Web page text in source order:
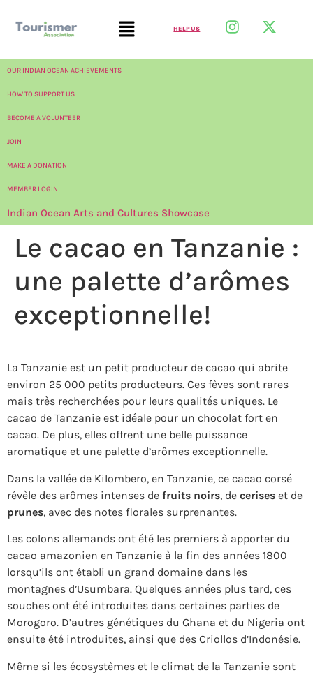
HELP US
OUR INDIAN OCEAN ACHIEVEMENTS
HOW TO SUPPORT US
BECOME A VOLUNTEER
JOIN
MAKE A DONATION
MEMBER LOGIN
Indian Ocean Arts and Cultures Showcase
Le cacao en Tanzanie :
une palette d’arômes
exceptionnelle!
La Tanzanie est un petit producteur de cacao qui abrite
environ 25 000 petits producteurs. Ces fèves sont rares
mais très recherchées pour leurs qualités uniques. Le
cacao de Tanzanie est idéale pour un chocolat fort en
cacao. De plus, elles offrent une belle puissance
aromatique et une palette d’arômes exceptionnelle.
Dans la vallée de Kilombero, en Tanzanie, ce cacao corsé
révèle des arômes intenses de fruits noirs, de cerises et de
prunes, avec des notes florales surprenantes.
Les colons allemands ont été les premiers à apporter du
cacao amazonien en Tanzanie à la fin des années 1800
lorsqu’ils ont établi un grand domaine dans les
montagnes d’Usumbara. Quelques années plus tard, ces
souches ont été introduites dans certaines parties de
Morogoro. D’autres génétiques du Ghana et du Nigeria ont
ensuite été introduites, ainsi que des Criollos d’Indonésie.
Même si les écosystèmes et le climat de la Tanzanie sont